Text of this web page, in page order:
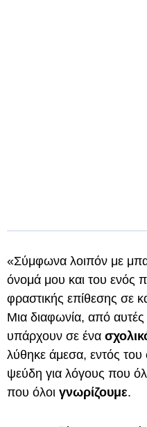
«Σύμφωνα λοιπόν με
όνομά μου και του ενός
φραστικής επίθεσης σε
Μια διαφωνία, από αυτές
υπάρχουν σε ένα
λύθηκε άμεσα, εντός του
ψεύδη για λόγους που
που όλοι γνωρίζουμε.